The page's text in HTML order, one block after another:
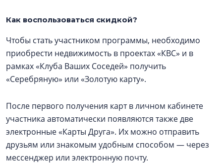
Как воспользоваться скидкой?
Чтобы стать участником программы, необходимо
приобрести недвижимость в проектах «КВС» и в
рамках «Клуба Ваших Соседей» получить
«Серебряную» или «Золотую карту».
После первого получения карт в личном кабинете
участника автоматически появляются также две
электронные «Карты Друга». Их можно отправить
друзьям или знакомым удобным способом — через
мессенджер или электронную почту.